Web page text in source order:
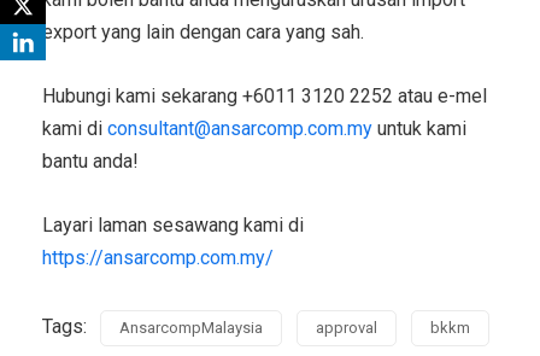
export yang lain dengan cara yang sah.
Hubungi kami sekarang +6011 3120 2252 atau e-mel
kami di consultant@ansarcomp.com.my untuk kami
bantu anda!
Layari laman sesawang kami di
https://ansarcomp.com.my/
Tags: AnsarcompMalaysia approval bkkm